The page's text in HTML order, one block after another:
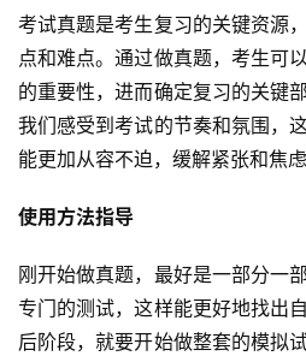
考试真题是考生复习的关键资源
点和难点。通过做真题，考生可
的重要性，进而确定复习的关键
我们感受到考试的节奏和氛围，
能更加从容不迫，缓解紧张和焦虑
使用方法指导
刚开始做真题，最好是一部分一
专门的测试，这样能更好地找出
后阶段，就要开始做整套的模拟